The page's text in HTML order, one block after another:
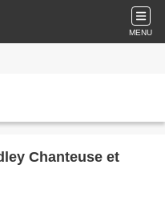
MENU
Chanteuse et